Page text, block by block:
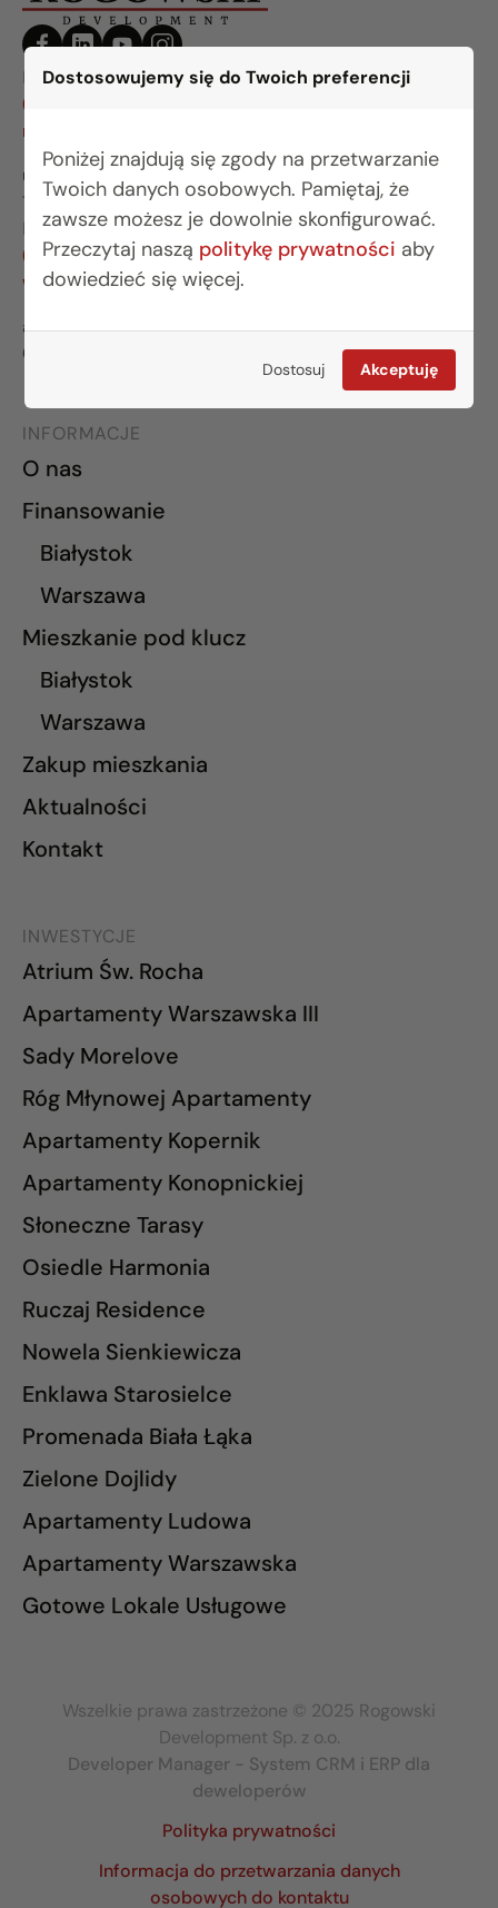
Dostosowujemy się do Twoich preferencji
Poniżej znajdują się zgody na przetwarzanie
Twoich danych osobowych. Pamiętaj, że
zawsze możesz je dowolnie skonfigurować.
Przeczytaj naszą politykę prywatności aby
dowiedzieć się więcej.
Dostosuj Akceptuję
BIURO BIAŁYSTOK
(85) 749 99 09
mieszkania@rogowskidevelopment.pl
ul. Legionowa 28 lok. 202
15-281 Białystok
BIURO WARSZAWA
(22) 642 03 55
warszawa@rogowskidevelopment.pl
al. Wilanowska 67E lok. U5
02-765 Warszawa
INFORMACJE
O nas
Finansowanie
Białystok
Warszawa
Mieszkanie pod klucz
Białystok
Warszawa
Zakup mieszkania
Aktualności
Kontakt
INWESTYCJE
Atrium Św. Rocha
Apartamenty Warszawska III
Sady Morelove
Róg Młynowej Apartamenty
Apartamenty Kopernik
Apartamenty Konopnickiej
Słoneczne Tarasy
Osiedle Harmonia
Ruczaj Residence
Nowela Sienkiewicza
Enklawa Starosielce
Promenada Biała Łąka
Zielone Dojlidy
Apartamenty Ludowa
Apartamenty Warszawska
Gotowe Lokale Usługowe
Wszelkie prawa zastrzeżone © 2025 Rogowski
Development Sp. z o.o.
Developer Manager - System CRM i ERP dla
deweloperów
Polityka prywatności
Informacja do przetwarzania danych
osobowych do kontaktu